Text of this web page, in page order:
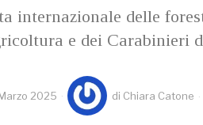
internazionale delle
e dei Carabinieri
2025 di Chiara Catone